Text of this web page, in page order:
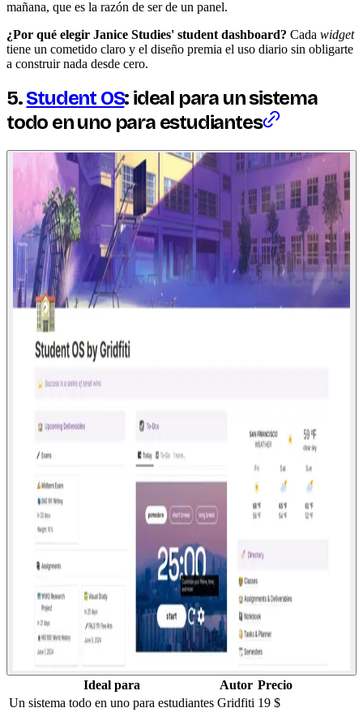
mañana, que es la razón de ser de un panel.
¿Por qué elegir Janice Studies' student dashboard? Cada widget
tiene un cometido claro y el diseño premia el uso diario sin obligarte
a construir nada desde cero.
5.Student OS: ideal para un sistema
todo en uno para estudiantes
Ideal para Autor Precio
Un sistema todo en uno para estudiantes Gridfiti 19 $